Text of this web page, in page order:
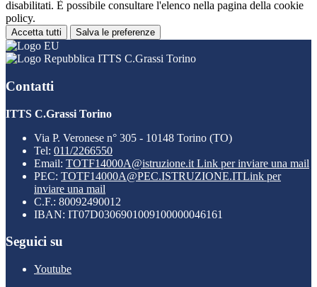
disabilitati. È possibile consultare l'elenco nella pagina della cookie
policy.
Accetta tutti Salva le preferenze
ITTS C.Grassi Torino
Contatti
ITTS C.Grassi Torino
Via P. Veronese n° 305 - 10148 Torino (TO)
Tel: 011/2266550
Email: TOTF14000A@istruzione.it Link per inviare una mail
PEC: TOTF14000A@PEC.ISTRUZIONE.ITLink per
inviare una mail
C.F.: 80092490012
IBAN: IT07D0306901009100000046161
Seguici su
Youtube